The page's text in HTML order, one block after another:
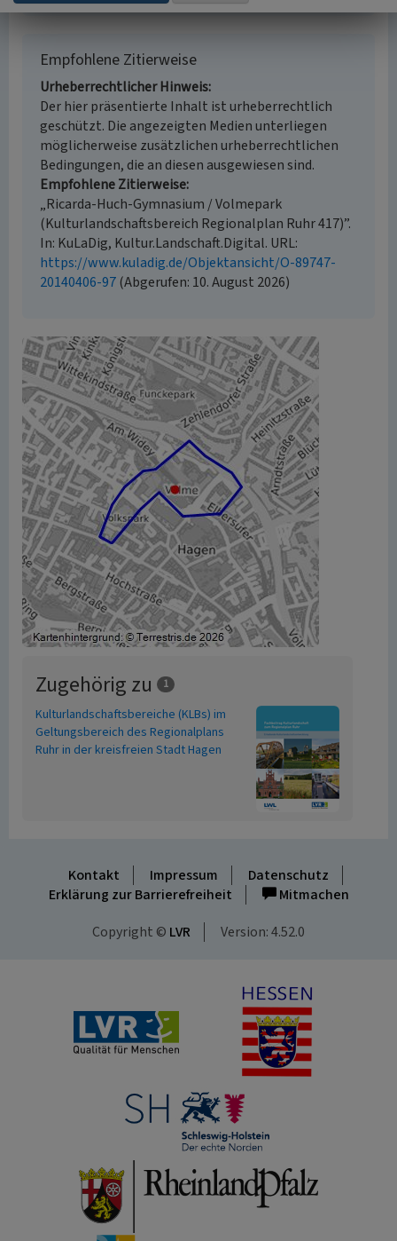
Empfohlene Zitierweise
Urheberrechtlicher Hinweis
Der hier präsentierte Inhalt ist urheberrechtlich
geschützt. Die angezeigten Medien unterliegen
möglicherweise zusätzlichen urheberrechtlichen
Bedingungen, die an diesen ausgewiesen sind.
Empfohlene Zitierweise
„Ricarda-Huch-Gymnasium / Volmepark
(Kulturlandschaftsbereich Regionalplan Ruhr 417)”.
In: KuLaDig, Kultur.Landschaft.Digital. URL:
https://www.kuladig.de/Objektansicht/O-89747-
20140406-97(Abgerufen: 10. August 2026)
Zugehörig zu 1
Kulturlandschaftsbereiche (KLBs) im
Geltungsbereich des Regionalplans
Ruhr in der kreisfreien Stadt Hagen
Kontakt Impressum
Datenschutz
Erklärung zur Barrierefreiheit
Mitmachen
Copyright © LVR Version: 4.52.0